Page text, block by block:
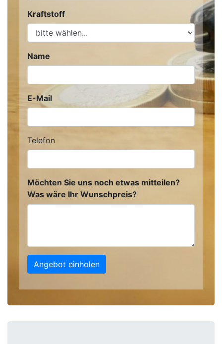
Kraftstoff
Name
E-Mail
Telefon
Möchten Sie uns noch etwas mitteilen?
Was wäre Ihr Wunschpreis?
Angebot einholen